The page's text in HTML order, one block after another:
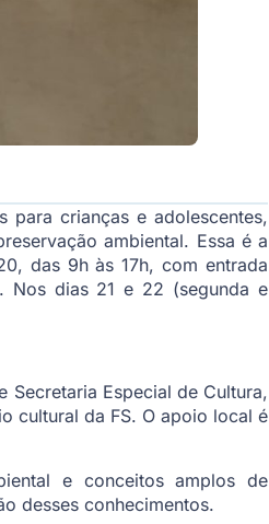
crianças e adolescentes,
ambiental. Essa é a
das 9h às 17h, com entrada
Nos dias 21 e 22 (segunda e
Secretaria Especial de Cultura,
cultural da FS. O apoio local é
e conceitos amplos de
desses conhecimentos.